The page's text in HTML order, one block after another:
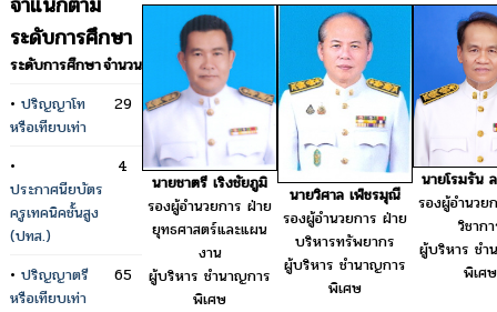
ระดับการศึกษา
ระดับการศึกษาจำนวน
• ปริญญาโท
หรือเทียบเท่า
29
•
ประกาศนียบัตร
ครูเทคนิคชั้นสูง
(ปทส.)
4
• ปริญญาตรี
หรือเทียบเท่า
65
นายชาตรี เริงชัยภูมิ
รองผู้อำนวยการ ฝ่าย
ยุทธศาสตร์และแผน
งาน
ผู้บริหาร ชำนาญการ
พิเศษ
นายวิศาล เพ็ชรมุณี
รองผู้อำนวยการ ฝ่าย
บริหารทรัพยากร
ผู้บริหาร ชำนาญการ
พิเศษ
นายโรมรัน
รองผู้อำนวย
วิชาก
ผู้บริหาร ชำ
พิเศษ